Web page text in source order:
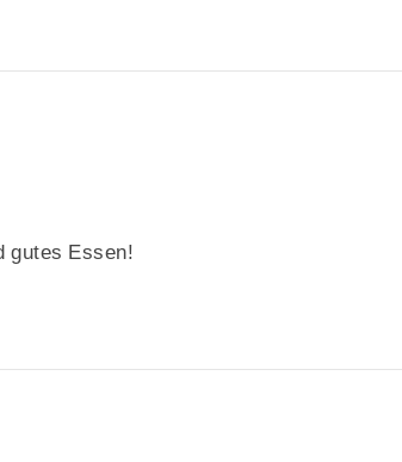
gutes Essen!